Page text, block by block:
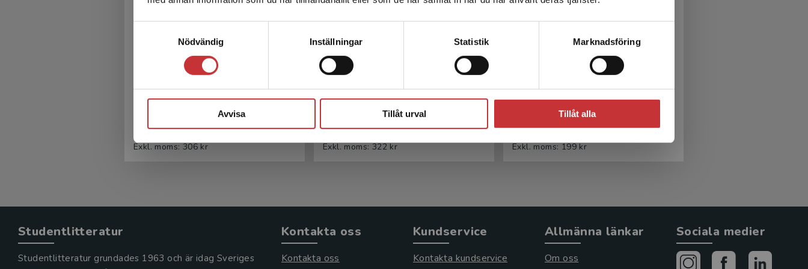
Nödvändig
Inställningar Statistik Marknadsföring
Avvisa Tillåt urval Tillåt alla
Textskapande i grundskolan
Bergh Nestlog, E - Danielsson, K
Exkl. moms: 306 kr
Flerspråkighet, litteracitet
Wedin, Å - Hedman, C (red.)
Exkl. moms: 322 kr
Flerspråkighet, litteracitet
Wedin, Å - Hedman, C (red.)
Exkl. moms: 199 kr
Studentlitteratur
Studentlitteratur grundades 1963 och är idag Sveriges
Kontakta oss
Kontakta oss
Kundservice
Kontakta kundservice
Allmänna länkar
Om oss
Sociala medier